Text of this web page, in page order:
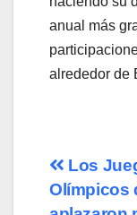
anual más
alrededor de
Los
Olímpicos